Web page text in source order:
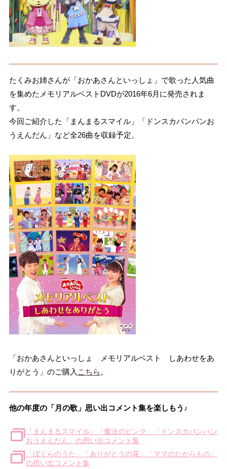
たくみお姉さんが「おかあさんといっしょ」で歌った人気曲
を集めたメモリアルベストDVDが2016年6月に発売されま
す。
今回ご紹介した「まんまるスマイル」「ドンスカパンパンお
うえんだん」など全26曲を収録予定。
「おかあさんといっしょ メモリアルベスト しあわせをあ
りがとう」のご購入 こちら 。
他の年度の「月の歌」思い出コメント集を楽しもう♪
「まんまるスマイル」「魔法のピンク」「ドンスカパンパン
おうえんだん」の思い出コメント集
「ぼくらのうた」「ありがとうの花」「ママのたからもの」
の思い出コメント集